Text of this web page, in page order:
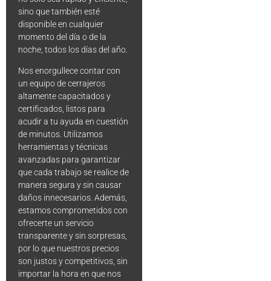
sino que también esté
disponible en cualquier
momento del día o de la
noche, todos los días del año.
Nos enorgullece contar con
un equipo de cerrajeros
altamente capacitados y
certificados, listos para
acudir a tu ayuda en cuestión
de minutos. Utilizamos
herramientas y técnicas
avanzadas para garantizar
que cada trabajo se realice de
manera segura y sin causar
daños innecesarios. Además,
estamos comprometidos con
ofrecerte un servicio
transparente y sin sorpresas,
por lo que nuestros precios
son justos y competitivos, sin
importar la hora en que nos